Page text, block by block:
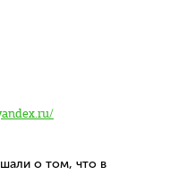
о том, что в